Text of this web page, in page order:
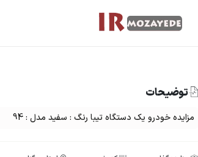
توضیحات
مزایده خودرو یک دستگاه تیبا رنگ : سفید مدل : 94